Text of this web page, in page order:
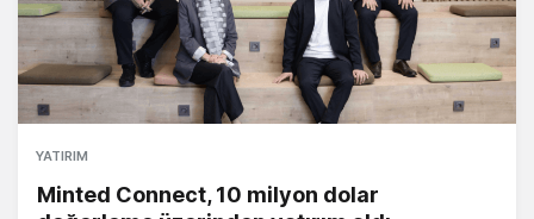
YATIRIM
Minted Connect, 10 milyon dolar